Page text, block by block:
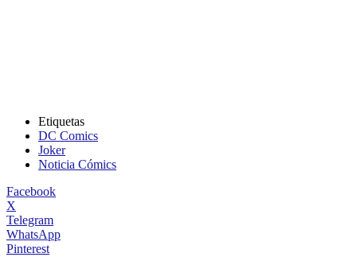
Etiquetas
DC Comics
Joker
Noticia Cómics
Facebook
X
Telegram
WhatsApp
Pinterest